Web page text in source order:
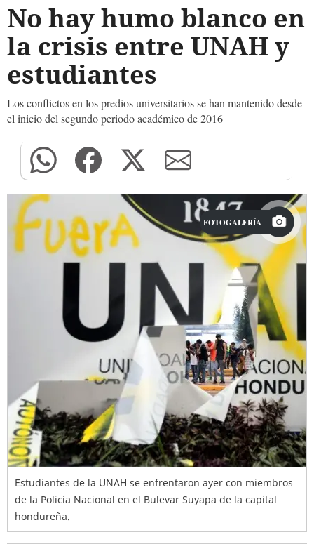
No hay humo blanco en
la crisis entre UNAH y
estudiantes
Los conflictos en los predios universitarios se han mantenido desde
el inicio del segundo periodo académico de 2016
FOTOGALERÍA
Estudiantes de la UNAH se enfrentaron ayer con miembros
de la Policía Nacional en el Bulevar Suyapa de la capital
hondureña.